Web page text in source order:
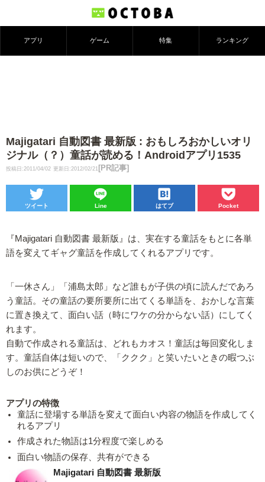
アプリ ゲーム 特集 ランキング
Majigatari 自動図書 最新版 : おもしろおかしいオリ
ジナル（？）童話が読める！Androidアプリ1535
投稿日:2011/04/02 更新日:2012/02/21 [PR記事]
ツイート Line はてブ Pocket
『Majigatari 自動図書 最新版』は、実在する童話をもとに各単
語を変えてギャグ童話を作成してくれるアプリです。
「一休さん」「浦島太郎」など誰もが子供の頃に読んだであろ
う童話。その童話の要所要所に出てくる単語を、おかしな言葉
に置き換えて、面白い話（時にワケの分からない話）にしてく
れます。
自動で作成される童話は、どれもカオス！童話は毎回変化しま
す。童話自体は短いので、「ククク」と笑いたいときの暇つぶ
しのお供にどうぞ！
アプリの特徴
童話に登場する単語を変えて面白い内容の物語を作成してく
れるアプリ
作成された物語は1分程度で楽しめる
面白い物語の保存、共有ができる
Majigatari 自動図書 最新版